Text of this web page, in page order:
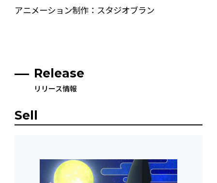
アニメーション制作：スタジオブラン
Release
リリース情報
Sell